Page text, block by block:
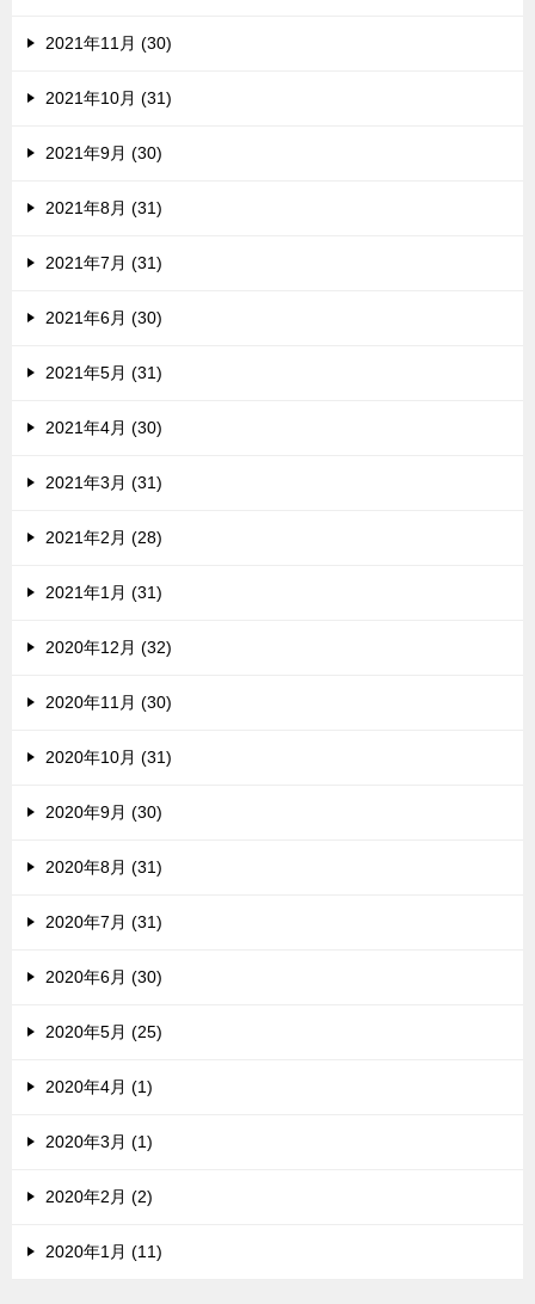
2021年11月 (30)
2021年10月 (31)
2021年9月 (30)
2021年8月 (31)
2021年7月 (31)
2021年6月 (30)
2021年5月 (31)
2021年4月 (30)
2021年3月 (31)
2021年2月 (28)
2021年1月 (31)
2020年12月 (32)
2020年11月 (30)
2020年10月 (31)
2020年9月 (30)
2020年8月 (31)
2020年7月 (31)
2020年6月 (30)
2020年5月 (25)
2020年4月 (1)
2020年3月 (1)
2020年2月 (2)
2020年1月 (11)